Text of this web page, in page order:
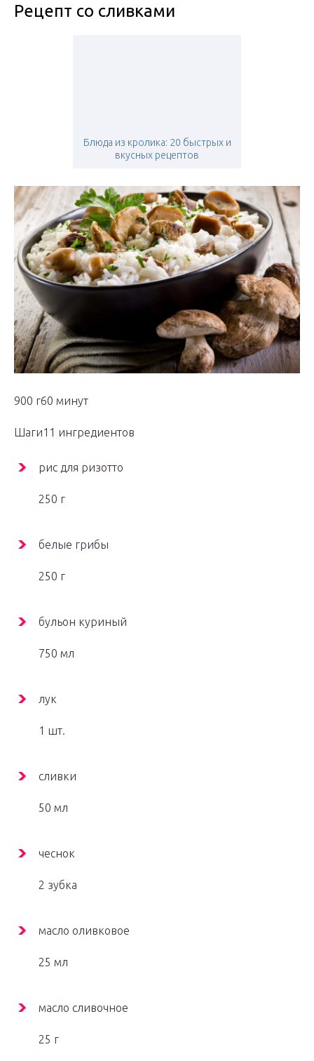
Рецепт со сливками
Блюда из кролика: 20 быстрых и
вкусных рецептов
900 г60 минут
Шаги11 ингредиентов
рис для ризотто
250 г
белые грибы
250 г
бульон куриный
750 мл
лук
1 шт.
сливки
50 мл
чеснок
2 зубка
масло оливковое
25 мл
масло сливочное
25 г